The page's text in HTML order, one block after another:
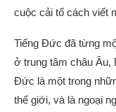
cuộc cải tổ cách viết
Tiếng Đức đã từng
ở trung tâm châu Âu,
Đức là một trong
thế giới, và là ngoại